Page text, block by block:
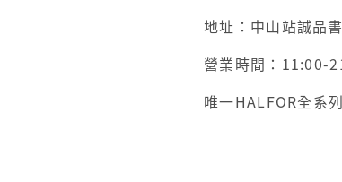
地址：中山站誠品
營業時間：11:00-
唯一HALFOR全系